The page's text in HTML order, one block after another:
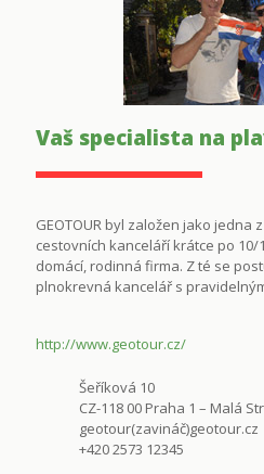
Vaš specialista na
GEOTOUR byl založen jako jedna
cestovních kanceláří krátce po 10/
domácí, rodinná firma. Z té se
plnokrevná kancelář s
http://www.geotour.cz/
Šeříková 10
CZ-118 00 Praha 1 – Malá
geotour(zavináč)geotour.cz
+420 2573 12345